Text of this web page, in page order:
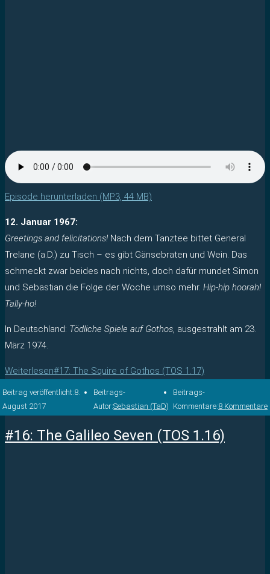
Episode herunterladen (MP3, 44 MB)
12. Januar 1967:
Greetings and felicitations! Nach dem Tanztee bittet General
Trelane (a.D.) zu Tisch – es gibt Gänsebraten und Wein. Das
schmeckt zwar beides nach nichts, doch dafür mundet Simon
und Sebastian die Folge der Woche umso mehr. Hip-hip hoorah!
Tally-ho!
In Deutschland: Tödliche Spiele auf Gothos, ausgestrahlt am 23.
März 1974.
Weiterlesen#17: The Squire of Gothos (TOS 1.17)
Beitrag veröffentlicht:8.
August 2017
Beitrags-
Autor:Sebastian (TaD)
Beitrags-
Kommentare:8 Kommentare
#16: The Galileo Seven (TOS 1.16)